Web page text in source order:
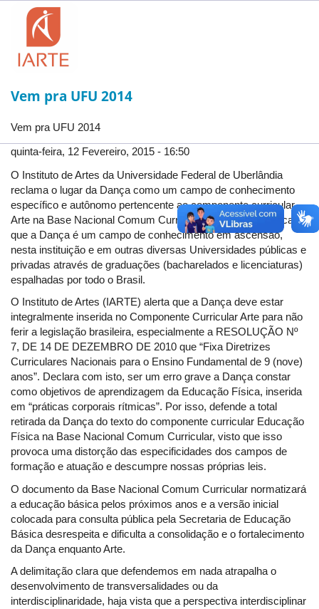
Universidade
de
Uberlândia,
para
período
2022
2027
Vem pra UFU 2014
Vem pra UFU 2014
quinta-feira, 12 Fevereiro, 2015 - 16:50
O Instituto de Artes da Universidade Federal de Uberlândia
reclama o lugar da Dança como um campo de conhecimento
específico e autônomo pertencente ao componente curricular
Arte na Base Nacional Comum Curricular brasileira. Destaca
que a Dança é um campo de conhecimento em ascensão,
nesta instituição e em outras diversas Universidades públicas e
privadas através de graduações (bacharelados e licenciaturas)
espalhadas por todo o Brasil.
O Instituto de Artes (IARTE) alerta que a Dança deve estar
integralmente inserida no Componente Curricular Arte para não
ferir a legislação brasileira, especialmente a RESOLUÇÃO Nº
7, DE 14 DE DEZEMBRO DE 2010 que “Fixa Diretrizes
Curriculares Nacionais para o Ensino Fundamental de 9 (nove)
anos”. Declara com isto, ser um erro grave a Dança constar
como objetivos de aprendizagem da Educação Física, inserida
em “práticas corporais rítmicas”. Por isso, defende a total
retirada da Dança do texto do componente curricular Educação
Física na Base Nacional Comum Curricular, visto que isso
provoca uma distorção das especificidades dos campos de
formação e atuação e descumpre nossas próprias leis.
O documento da Base Nacional Comum Curricular normatizará
a educação básica pelos próximos anos e a versão inicial
colocada para consulta pública pela Secretaria de Educação
Básica desrespeita e dificulta a consolidação e o fortalecimento
da Dança enquanto Arte.
A delimitação clara que defendemos em nada atrapalha o
desenvolvimento de transversalidades ou da
interdisciplinaridade, haja vista que a perspectiva interdisciplinar